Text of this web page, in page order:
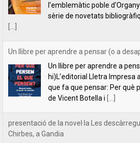
que fa que pensar: Per què
de Vicent Botella i[...]
presentació de la novel·la Les
Chirbes, a Gandia
Ens plau convidar-vos a la
Les descàrregues del
Gandia, que tindrà lloc a la
Alacant, 12), el[...]
INDILLETRES 2023. CRÒNICA.
És el quart any que anem a